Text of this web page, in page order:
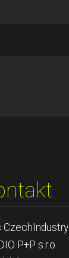
CzechIndustry
P+P s.r.o